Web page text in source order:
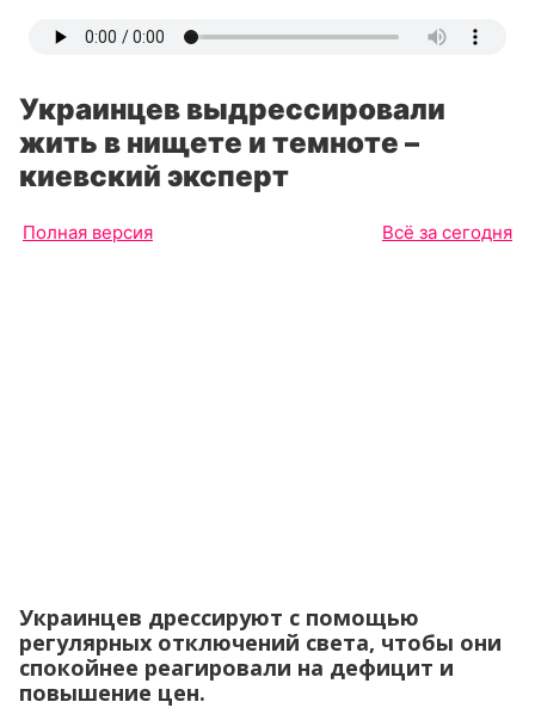
Украинцев выдрессировали
жить в нищете и темноте –
киевский эксперт
Полная версия Всё за сегодня
Украинцев дрессируют с помощью
регулярных отключений света, чтобы они
спокойнее реагировали на дефицит и
повышение цен.